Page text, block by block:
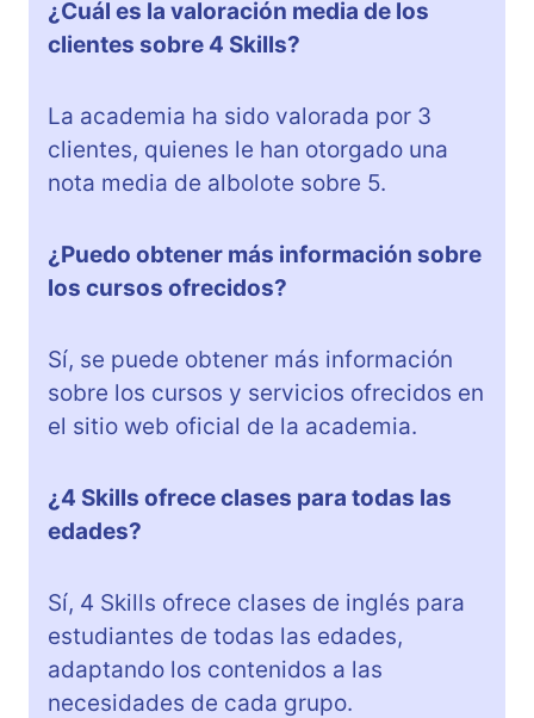
¿Cuál es la valoración media de los
clientes sobre 4 Skills?
La academia ha sido valorada por 3
clientes, quienes le han otorgado una
nota media de albolote sobre 5.
¿Puedo obtener más información sobre
los cursos ofrecidos?
Sí, se puede obtener más información
sobre los cursos y servicios ofrecidos en
el sitio web oficial de la academia.
¿4 Skills ofrece clases para todas las
edades?
Sí, 4 Skills ofrece clases de inglés para
estudiantes de todas las edades,
adaptando los contenidos a las
necesidades de cada grupo.